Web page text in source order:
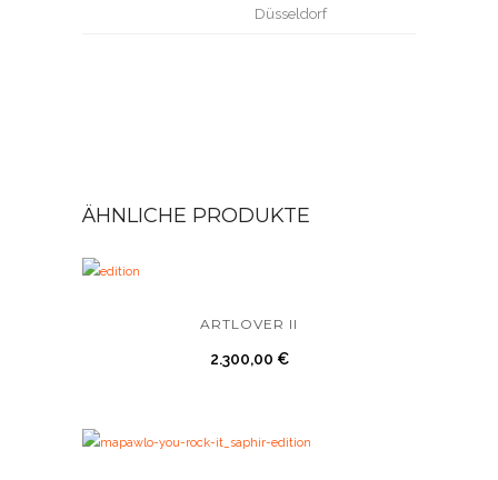
Düsseldorf
ÄHNLICHE PRODUKTE
ARTLOVER II
2.300,00 €